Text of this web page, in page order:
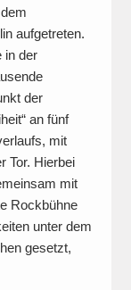
aufgetreten.
in der
der
an fünf
mit
Tor. Hierbei
mit
Rockbühne
unter dem
gesetzt,